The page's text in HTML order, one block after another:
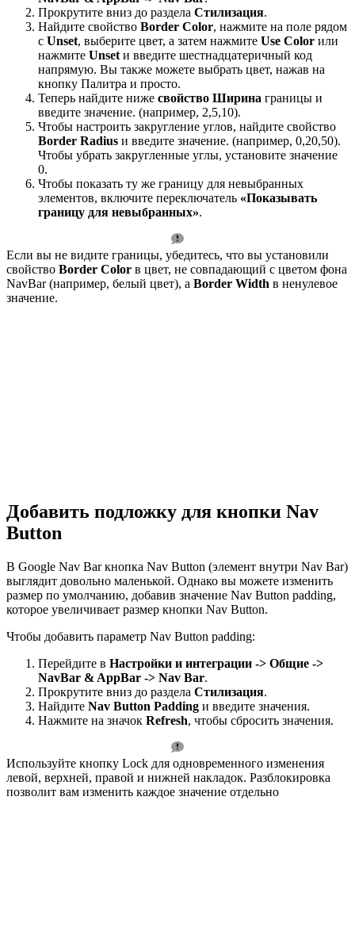
Прокрутите вниз до раздела Стилизация.
Найдите свойство Border Color, нажмите на поле рядом
с Unset, выберите цвет, а затем нажмите Use Color или
нажмите Unset и введите шестнадцатеричный код
напрямую. Вы также можете выбрать цвет, нажав на
кнопку Палитра и просто.
Теперь найдите ниже свойство Ширина границы и
введите значение. (например, 2,5,10).
Чтобы настроить закругление углов, найдите свойство
Border Radius и введите значение. (например, 0,20,50).
Чтобы убрать закругленные углы, установите значение
0.
Чтобы показать ту же границу для невыбранных
элементов, включите переключатель «Показывать
границу для невыбранных».
Если вы не видите границы, убедитесь, что вы установили
свойство Border Color в цвет, не совпадающий с цветом фона
NavBar (например, белый цвет), а Border Width в ненулевое
значение.
Добавить подложку для кнопки Nav
Button
В Google Nav Bar кнопка Nav Button (элемент внутри Nav Bar)
выглядит довольно маленькой. Однако вы можете изменить
размер по умолчанию, добавив значение Nav Button padding,
которое увеличивает размер кнопки Nav Button.
Чтобы добавить параметр Nav Button padding:
Перейдите в Настройки и интеграции -> Общие ->
NavBar & AppBar -> Nav Bar.
Прокрутите вниз до раздела Стилизация.
Найдите Nav Button Padding и введите значения.
Нажмите на значок Refresh, чтобы сбросить значения.
Используйте кнопку Lock для одновременного изменения
левой, верхней, правой и нижней накладок. Разблокировка
позволит вам изменить каждое значение отдельно